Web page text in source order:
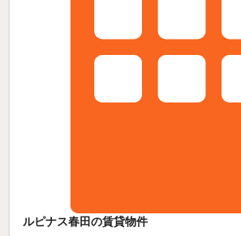
ルピナス春田の賃貸物件